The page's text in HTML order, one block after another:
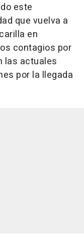
este
que vuelva a
en
contagios por
las actuales
por la llegada